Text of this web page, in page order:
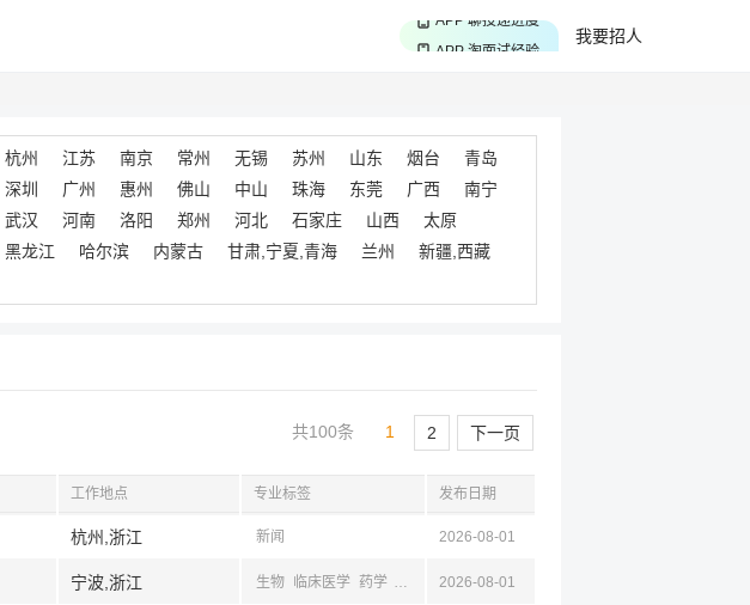
我要招人
杭州 江苏 南京 常州 无锡 苏州 山东 烟台
青岛
深圳 广州 惠州 佛山 中山 珠海 东莞 广西
南宁
武汉 河南 洛阳 郑州 河北 石家庄 山西
太原
黑龙江 哈尔滨 内蒙古 甘肃,宁夏,青海 兰州
新疆,西藏
共100条 1 2 下一页
工作地点 专业标签 发布日期
杭州,浙江 新闻 2026-08-01
宁波,浙江 生物 临床医学 药学 工商 新闻 经济 数学
2026-08-01